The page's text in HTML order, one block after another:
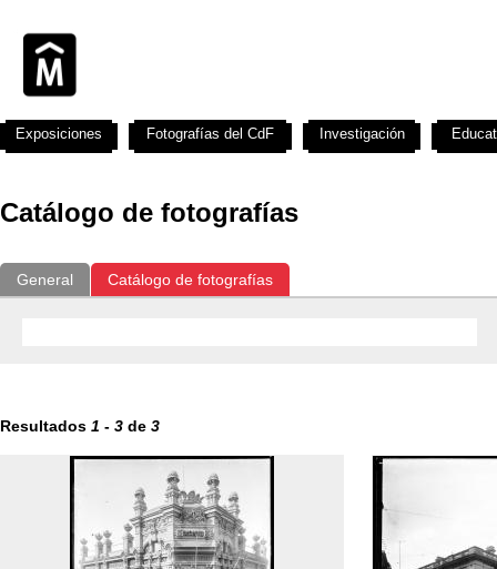
Catálogo de fotografías
General Catálogo de fotografías
Resultados 1 - 3 de 3
Exposiciones Fotografías del CdF Investigación